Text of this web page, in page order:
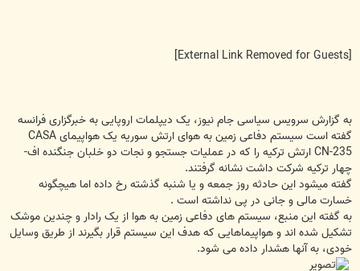
به گزارش سرویس سیاسی جام نیوز، یک دیپلمات اروپایی به خبرگزاری فرانسه
گفته است سیستم دفاعی زمین به هوای ارتش سوریه یک هواپیمای CASA
CN-235 ارتش ترکیه را که در عملیات جستجو و نجات دو خلبان جنگنده اف-
چهار ترکیه شرکت داشت نشانه گرفتند.
گفته میشود این حادثه روز جمعه و یا شنبه گذشته رخ داده اما هیچگونه
خسارت مالی و جانی در پی نداشته است .
به گفته این منبع، سیستم های دفاعی زمین به هوا از یک رادار و چندین موشک
تشکیل شده اند و هواپیماهایی که هدف این سیستم قرار بگیرند از طریق وسایل
خودی، به آنها هشدار داده می شود.